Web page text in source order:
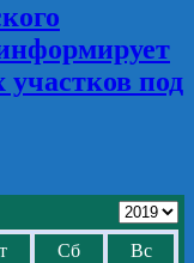
под
Сб
Вс